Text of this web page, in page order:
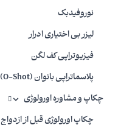
نوروفیدبک
لیزر بی‌ اختیاری ادرار
فیزیوتراپی کف لگن
پلاسماتراپی بانوان (O-Shot)
چکاپ و مشاوره اورولوژی
چکاپ اورولوژی قبل از ازدواج
ناراحتی یا درد در هنگام مقاربت
درد یا سوزش با ادرار
عفونت های ادراری مکرر
بی اختیاری ادرار (نشت غیر ارادی)